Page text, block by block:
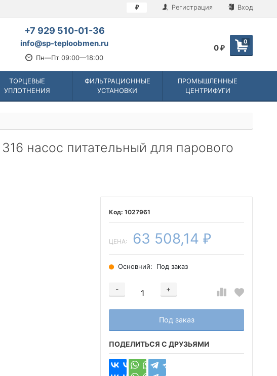
₽ Регистрация Вход
+7 929 510-01-36
info@sp-teploobmen.ru
Пн—Пт 09:00—18:00
0
0 ₽
ТОРЦЕВЫЕ
УПЛОТНЕНИЯ
ФИЛЬТРАЦИОННЫЕ
УСТАНОВКИ
ПРОМЫШЛЕННЫЕ
ЦЕНТРИФУГИ
насос питательный для парового
1027961
ЦЕНА: 63 508,14 ₽
Основний: Под заказ
-
+
Добавляется...
Под заказ
Добавлен
ПОДЕЛИТЬСЯ С ДРУЗЬЯМИ